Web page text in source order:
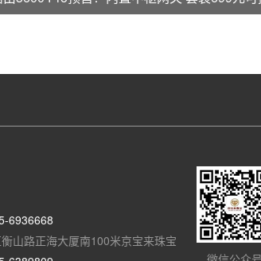
6936668
山路正海大厦南100米京宝来珠宝